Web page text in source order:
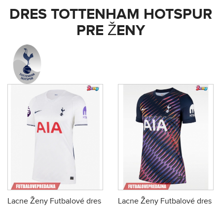
DRES TOTTENHAM HOTSPUR
PRE ŽENY
Lacne Ženy Futbalové dres
Lacne Ženy Futbalové dres